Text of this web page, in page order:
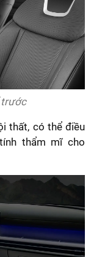
trước
thất, có thể điều
thẩm mĩ cho